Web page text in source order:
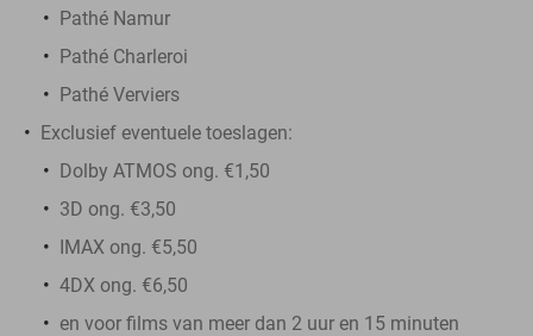
Pathé Namur
Pathé Charleroi
Pathé Verviers
Exclusief eventuele toeslagen:
Dolby ATMOS ong. €1,50
3D ong. €3,50
IMAX ong. €5,50
4DX ong. €6,50
en voor films van meer dan 2 uur en 15 minuten